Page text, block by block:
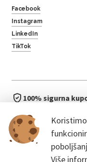
Više
Facebook
Instagram
LinkedIn
TikTok
100% sigurna
bez čekanja u redu